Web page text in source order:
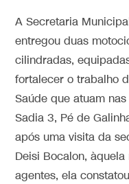
A Secretaria
entregou duas
cilindradas,
fortalecer o trabalho
Saúde que atuam
Sadia 3, Pé de
após uma visita da
Deisi Bocalon,
agentes, ela